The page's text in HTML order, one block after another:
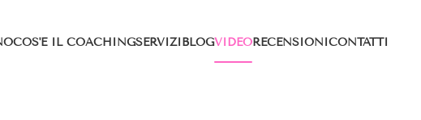
COS'È IL COACHINGSERVIZIBLOGVIDEORECENSIONICONTATTI